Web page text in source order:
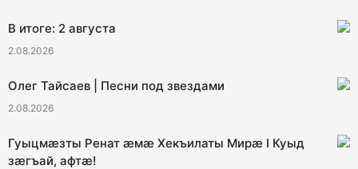
В итоге: 2 августа
2.08.2026
Олег Тайсаев | Песни под звездами
2.08.2026
Гуыцмӕзты Ренат ӕмӕ Хекъилаты Мирӕ I Куыд
зӕгъай, афтӕ!